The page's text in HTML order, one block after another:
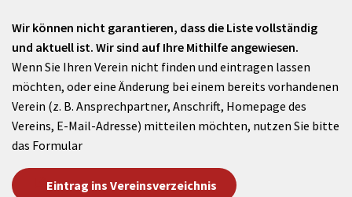
Wir können nicht garantieren, dass die Liste vollständig
und aktuell ist. Wir sind auf Ihre Mithilfe angewiesen.
Wenn Sie Ihren Verein nicht finden und eintragen lassen
möchten, oder eine Änderung bei einem bereits vorhandenen
Verein (z. B. Ansprechpartner, Anschrift, Homepage des
Vereins, E-Mail-Adresse) mitteilen möchten, nutzen Sie bitte
das Formular
Eintrag ins Vereinsverzeichnis